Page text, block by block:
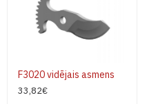
F3020 vidējais asmens
33,82€